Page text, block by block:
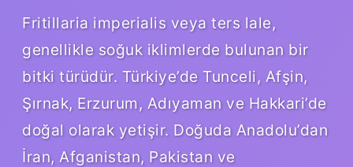
Fritillaria imperialis veya ters lale,
genellikle soğuk iklimlerde bulunan bir
bitki türüdür. Türkiye’de Tunceli, Afşin,
Şırnak, Erzurum, Adıyaman ve Hakkari’de
doğal olarak yetişir. Doğuda Anadolu’dan
İran, Afganistan, Pakistan ve